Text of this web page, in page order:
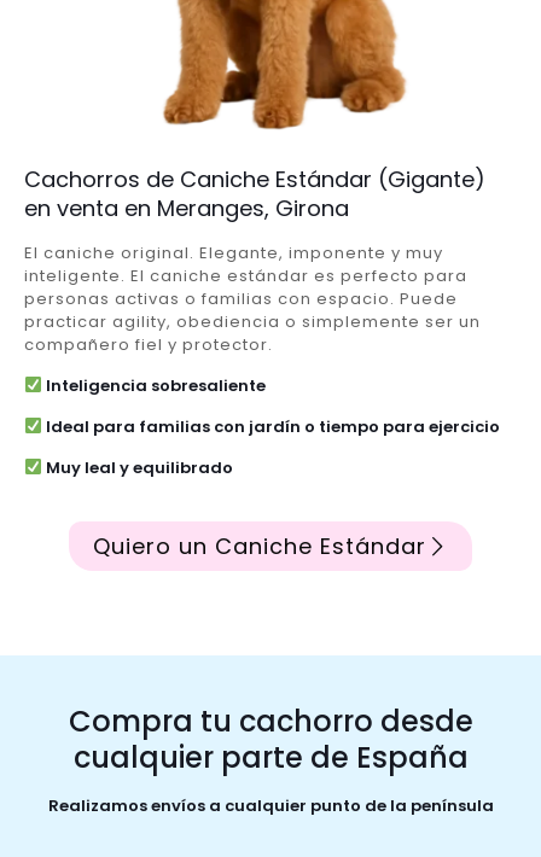
Cachorros de Caniche Estándar (Gigante)
en venta en Meranges, Girona
El caniche original. Elegante, imponente y muy
inteligente. El caniche estándar es perfecto para
personas activas o familias con espacio. Puede
practicar agility, obediencia o simplemente ser un
compañero fiel y protector.
Inteligencia sobresaliente
Ideal para familias con jardín o tiempo para ejercicio
Muy leal y equilibrado
Quiero un Caniche Estándar
Compra tu cachorro desde
cualquier parte de España
Realizamos envíos a cualquier punto de la península